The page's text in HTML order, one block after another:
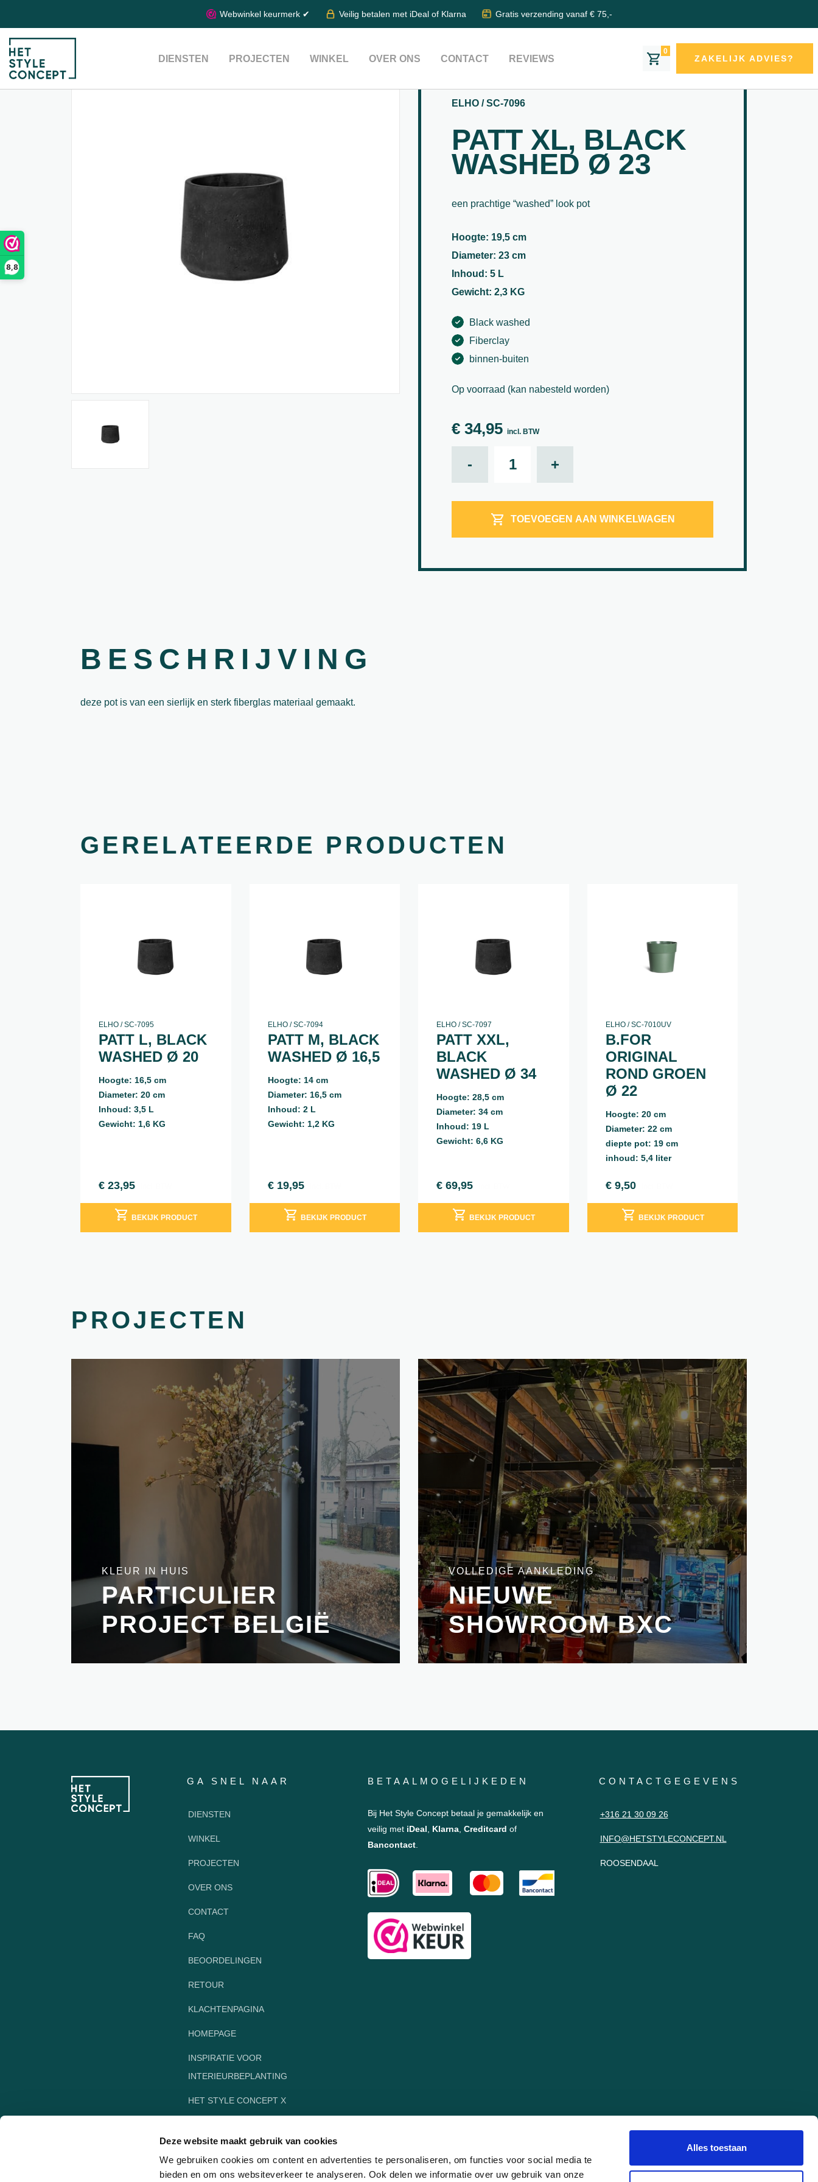
Deze website maakt gebruik van cookies
We gebruiken cookies om content en advertenties te personaliseren, om functies voor social media te
bieden en om ons websiteverkeer te analyseren. Ook delen we informatie over uw gebruik van onze
Alles toestaan
8,8
Webwinkel keurmerk ✔ Veilig betalen met iDeal of Klarna Gratis verzending vanaf € 75,-
DIENSTEN PROJECTEN WINKEL OVER ONS CONTACT REVIEWS
0
ZAKELIJK ADVIES?
ELHO / SC-7096
PATT XL, BLACK
WASHED Ø 23
een prachtige “washed” look pot
Hoogte: 19,5 cm
Diameter: 23 cm
Inhoud: 5 L
Gewicht: 2,3 KG
Black washed
Fiberclay
binnen-buiten
Op voorraad (kan nabesteld worden)
€ 34,95 incl. BTW
- +
TOEVOEGEN AAN WINKELWAGEN
BESCHRIJVING
deze pot is van een sierlijk en sterk fiberglas materiaal gemaakt.
GERELATEERDE PRODUCTEN
ELHO / SC-7095
PATT L, BLACK
WASHED Ø 20
Hoogte: 16,5 cm
Diameter: 20 cm
Inhoud: 3,5 L
Gewicht: 1,6 KG
€ 23,95
BEKIJK PRODUCT
ELHO / SC-7094
PATT M, BLACK
WASHED Ø 16,5
Hoogte: 14 cm
Diameter: 16,5 cm
Inhoud: 2 L
Gewicht: 1,2 KG
€19,95
BEKIJK PRODUCT
ELHO / SC-7097
PATT XXL,
BLACK
WASHED Ø 34
Hoogte: 28,5 cm
Diameter: 34 cm
Inhoud: 19 L
Gewicht: 6,6 KG
€ 69,95
BEKIJK PRODUCT
ELHO / SC-7010UV
B.FOR
ORIGINAL
ROND GROEN
Ø 22
Hoogte: 20 cm
Diameter: 22 cm
diepte pot: 19 cm
inhoud: 5,4 liter
€9,50
BEKIJK PRODUCT
PROJECTEN
KLEUR IN HUIS
PARTICULIER
PROJECT BELGIË
VOLLEDIGE AANKLEDING
NIEUWE
SHOWROOM BXC
GA SNEL NAAR
DIENSTEN
WINKEL
PROJECTEN
OVER ONS
CONTACT
FAQ
BEOORDELINGEN
RETOUR
KLACHTENPAGINA
HOMEPAGE
INSPIRATIE VOOR
INTERIEURBEPLANTING
HET STYLE CONCEPT X
DUTCHCREEN
BETAALMOGELIJKEDEN
Bij Het Style Concept betaal je gemakkelijk en
veilig met iDeal Klarna, Creditcard of
Bancontact.
CONTACTGEGEVENS
+316 21 30 09 26
INFO@HETSTYLECONCEPT.NL
ROOSENDAAL